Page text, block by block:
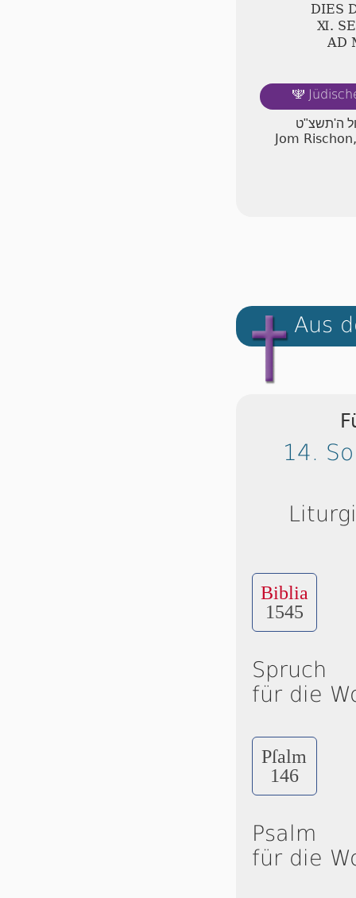
DIES
Ⅺ.
AD
🕎
ה'תשצ"ט
Jom
Aus
14.
Biblia
1545
Spruch
für die
Pſalm
146
Psalm
für die